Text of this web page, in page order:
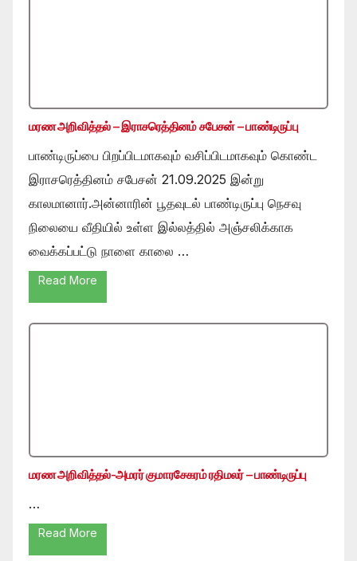
மரண அறிவித்தல் – இராசரெத்தினம் சபேசன் – பாண்டிருப்பு
பாண்டிருப்பை பிறப்பிடமாகவும் வசிப்பிடமாகவும் கொண்ட
இராசரெத்தினம் சபேசன் 21.09.2025 இன்று
காலமானார்.அன்னாரின் பூதவுடல் பாண்டிருப்பு நெசவு
நிலையை வீதியில் உள்ள இல்லத்தில் அஞ்சலிக்காக
வைக்கப்பட்டு நாளை காலை …
Read More
மரண அறிவித்தல்-அமரர் குமாரசேகரம் ரதிமலர் – பாண்டிருப்பு
…
Read More